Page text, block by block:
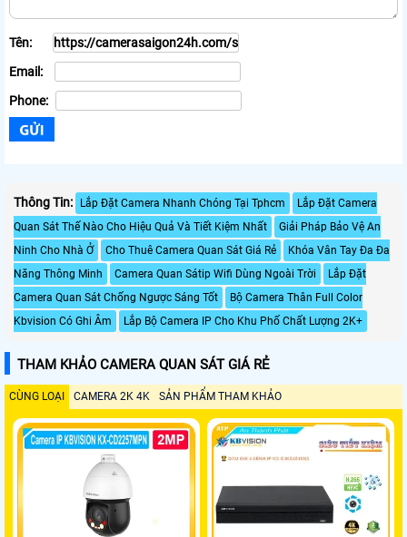
Tên:
Email:
Phone:
Thông Tin: Lắp Đặt Camera Nhanh Chóng Tại Tphcm
Lắp Đặt Camera
Quan Sát Thế Nào Cho Hiệu Quả Và Tiết Kiệm Nhất
Giải Pháp Bảo Vệ An
Ninh Cho Nhà Ở
Cho Thuê Camera Quan Sát Giá Rẻ
Khóa Vân Tay Đa Đa
Năng Thông Minh
Camera Quan Sátip Wifi Dùng Ngoài Trời
Lắp Đặt
Camera Quan Sát Chống Ngược Sáng Tốt
Bộ Camera Thân Full Color
Kbvision Có Ghi Âm
Lắp Bộ Camera IP Cho Khu Phố Chất Lượng 2K+
THAM KHẢO CAMERA QUAN SÁT GIÁ RẺ
CÙNG LOẠI CAMERA 2K 4K SẢN PHẨM THAM KHẢO